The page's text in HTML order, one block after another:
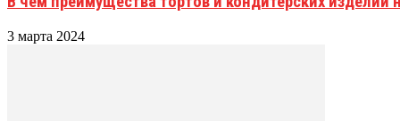
3 марта 2024